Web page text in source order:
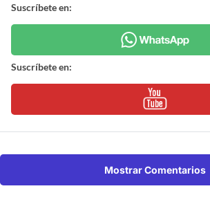
Suscríbete en:
Suscríbete en:
Mostrar Comentarios